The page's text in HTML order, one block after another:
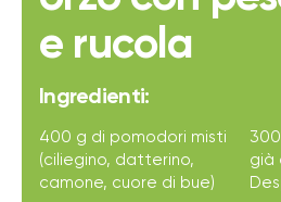
e rucola
Ingredienti:
400 g di pomodori misti
(ciliegino, datterino,
camone, cuore di bue)
già